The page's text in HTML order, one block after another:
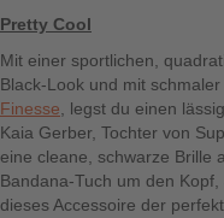
Pretty Cool
Mit einer sportlichen,
Black-Look und mit
Finesse , legst du einen
Kaia Gerber, Tochter von
eine cleane, schwarze Brille
Bandana-Tuch um den
dieses Accessoire der